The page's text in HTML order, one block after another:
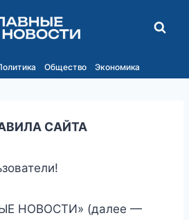
Общество Экономика
САЙТА
НОВОСТИ» (далее —